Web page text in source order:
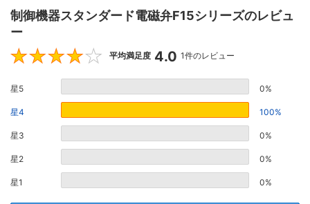
制御機器スタンダード電磁弁F15シリーズのレビュ
ー
4
平均満足度 4.0 1件のレビュー
星5 0%
星4 100%
星3 0%
星2 0%
星1 0%